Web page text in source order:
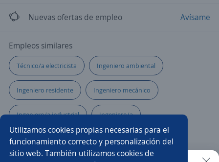
Utilizamos cookies propias necesarias para el
funcionamiento correcto y personalización del
sitio web. También utilizamos cookies de
Nuevas ofertas de empleo Avísame
Empleos similares
Técnico/a electricista Ingeniero ambiental
Ingeniero residente Ingeniero mecánico
Ingeniero/a industrial Ingeniero/a
Residente de interventoría Analista